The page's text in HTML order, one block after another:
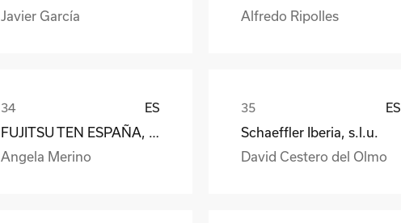
Javier García
Alfredo Ripolles
ES
FUJITSU TEN ESPAÑA, S.A.
Angela Merino
ES
Schaeffler Iberia, s.l.u.
David Cestero del Olmo